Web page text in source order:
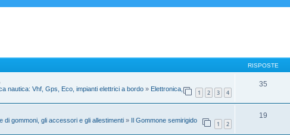
RISPOSTE
1 2 3 4
nautica: Vhf, Gps, Eco, impianti elettrici a bordo » Elettronica,
35
1 2
di gommoni, gli accessori e gli allestimenti » Il Gommone semirigido
19